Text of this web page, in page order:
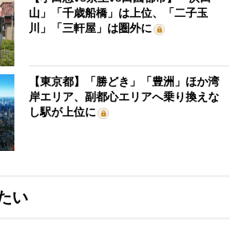
山」「千歳船橋」は上位、「二子玉
川」「三軒屋」は圏外に
【東京都】「勝どき」「豊洲」ほか湾
岸エリア、副都心エリアへ乗り換えな
し駅が上位に
い